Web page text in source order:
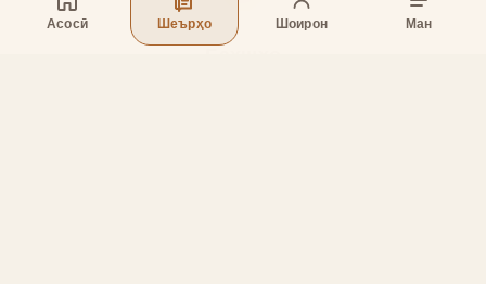
Асосӣ Шеърҳо Шоирон Ман